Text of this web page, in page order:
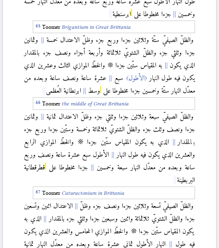
وخمسين
جزءا مخطوطا على ابرسنطية
Toomer Brigantium in Great Brittania
والظلّ الصيفيّ ستّة وثلاثين جزءا وربع جزء وظلّ الاعتدال خمسة
وثمانين
جزءا وثلثي جزء والظلّ الشتويّ ثلاثمائة وأربعة أجزاء ونصف جزء بالمقدار
الذي يكون
به المقياس ستّين جزءا ❊ والخطّ الموازي الثالث وعشرين الذي
يكون فيه طول النهار〈الأطول〉 سبع
عشرة ساعة ونصف ساعة وبعده من
معدّل النهار ستّة وخمسين جزءا مخطوطا على وسط ابرنطانية العُظمى
Toomer the middle of Great Brittania
والظلّ الصيفيّ سبعة وثلاثين جزءا وثلثي جزء وظلّ الاعتدال ثمانية
وثمانين
جزءا ونصف وثلث جزء والظلّ الشتويّ ثلاثمائة وخمسة وستّين جزءا وربع جزء
بالمقدار
الذي به يكون المقياس ستّين جزءا ❊ والخطّ الموازي الرابع
والعشرين الذي يكون فيه طول النهار
الأطول سبع عشرة ساعة ونصف وربع
ساعة وبعده من معدّل النهار سبعة وخمسين
جزءا مخطوطا على
قطرقطانية
البربطينة
Toomer Caturactonium in Brittania
والظلّ الصيفيّ تسعة وثلاثين جزءا ونصف جزء وظلّ
الاعتدال اثنين وتسعين
جزءا والظلّ الشتويّ ثلاثمائة واثنين وسبعين جزءا وثلثي جزء بالمقدار
الذي به
يكون المقياس ستّين جزءا ❊ والخطّ الموازي الخامس والعشرين الذي يكون
فيه طول
النهار الأطول ثماني عشرة ساعة وبعده من معدّل النهار ثمانية